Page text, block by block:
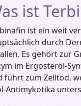
ist
ist ein weit
durch
Es gehört zur
im
führt zum Zelltod,